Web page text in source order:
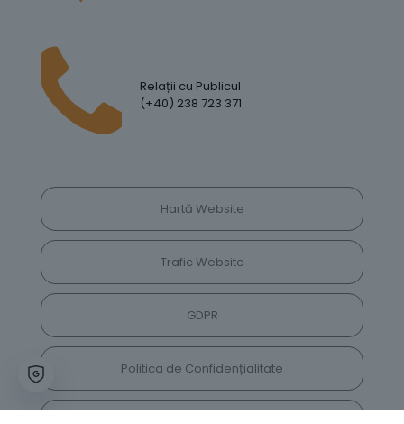
Relații cu Publicul
(+40) 238 723 371
Hartă Website
Trafic Website
GDPR
Politica de Confidențialitate